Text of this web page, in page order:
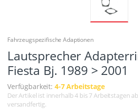
Fahrzeugspezifische Adaptionen
Lautsprecher
Fiesta Bj. 1989 > 2001
Verfügbarkeit: 4-7 Arbeitstage
Der Artikel ist innerhalb 4 bis 7 Arbeitstagen
versandfertig.